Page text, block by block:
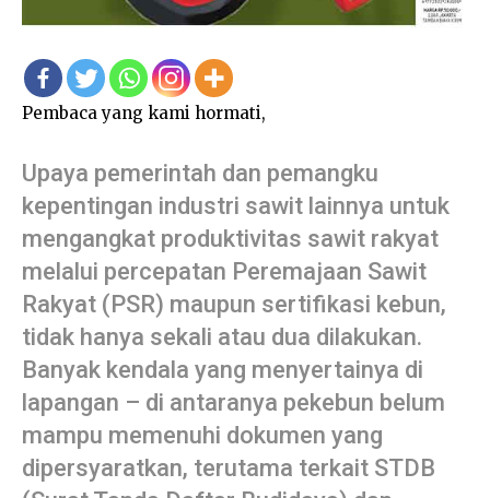
Pembaca yang kami hormati,
Upaya pemerintah dan pemangku
kepentingan industri sawit lainnya untuk
mengangkat produktivitas sawit rakyat
melalui percepatan Peremajaan Sawit
Rakyat (PSR) maupun sertifikasi kebun,
tidak hanya sekali atau dua dilakukan.
Banyak kendala yang menyertainya di
lapangan – di antaranya pekebun belum
mampu memenuhi dokumen yang
dipersyaratkan, terutama terkait STDB